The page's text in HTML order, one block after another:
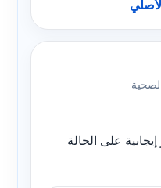
على الحالة